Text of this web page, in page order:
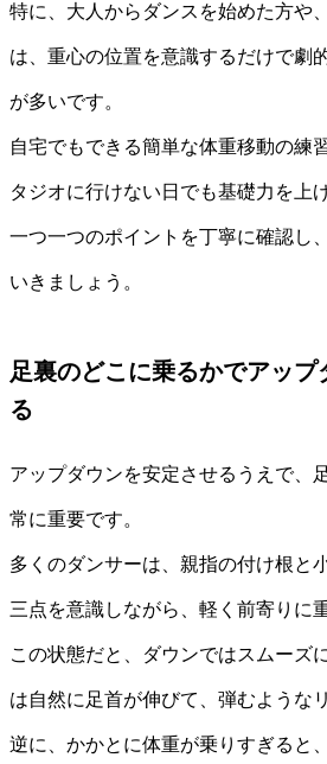
特に、大人からダンスを始めた方や
は、重心の位置を意識するだけで劇
が多いです。
自宅でもできる簡単な体重移動の練
タジオに行けない日でも基礎力を上
一つ一つのポイントを丁寧に確認し
いきましょう。
足裏のどこに乗るかでアッ
る
アップダウンを安定させるうえで、
常に重要です。
多くのダンサーは、親指の付け根と
三点を意識しながら、軽く前寄りに
この状態だと、ダウンではスムーズ
は自然に足首が伸びて、弾むような
逆に、かかとに体重が乗りすぎると